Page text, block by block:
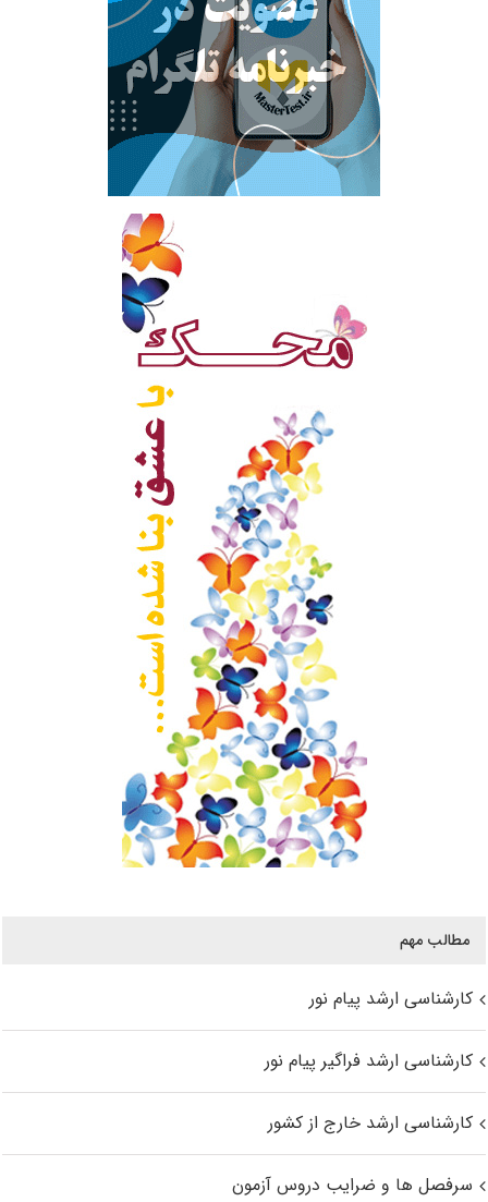
مطالب مهم
کارشناسی ارشد پیام نور
کارشناسی ارشد فراگیر پیام نور
کارشناسی ارشد خارج از کشور
سرفصل ها و ضرایب دروس آزمون